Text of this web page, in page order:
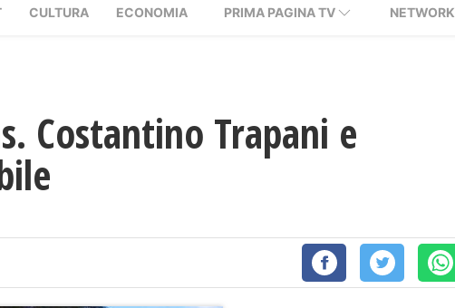
CULTURA ECONOMIA PRIMA PAGINA TV NETWORK
Costantino Trapani e